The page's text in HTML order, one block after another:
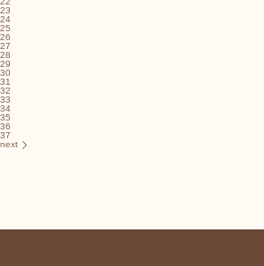
23
24
25
26
27
28
29
30
31
32
33
34
35
36
37
next